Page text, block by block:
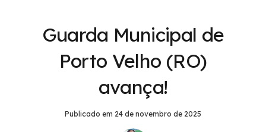
Guarda Municipal de
Porto Velho (RO)
avança!
Publicado em 24 de novembro de 2025